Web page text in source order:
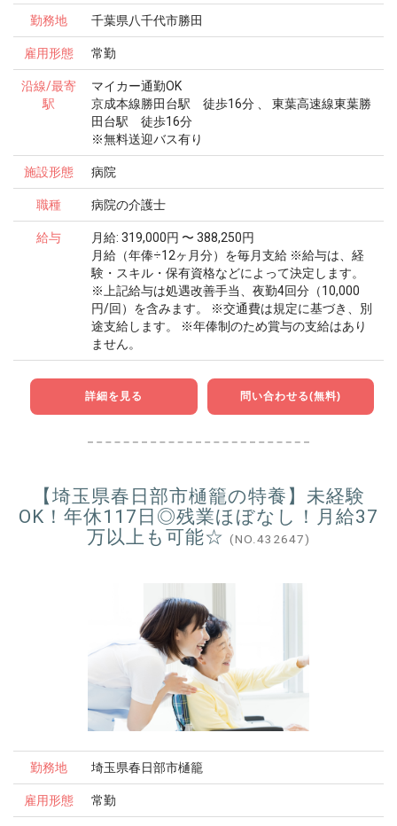
勤務地 千葉県八千代市勝田
雇用形態 常勤
沿線/最寄
駅
マイカー通勤OK
京成本線勝田台駅 徒歩16分 、 東葉高速線東葉勝
田台駅 徒歩16分
※無料送迎バス有り
施設形態 病院
職種 病院の介護士
給与
月給: 319,000円 〜 388,250円
月給（年俸÷12ヶ月分）を毎月支給 ※給与は、経
験・スキル・保有資格などによって決定します。
※上記給与は処遇改善手当、夜勤4回分（10,000
円/回）を含みます。 ※交通費は規定に基づき、別
途支給します。 ※年俸制のため賞与の支給はあり
ません。
詳細を見る 問い合わせる(無料)
【埼玉県春日部市樋籠の特養】未経験
OK！年休117日◎残業ほぼなし！月給37
万以上も可能☆ (NO.432647)
勤務地 埼玉県春日部市樋籠
雇用形態 常勤